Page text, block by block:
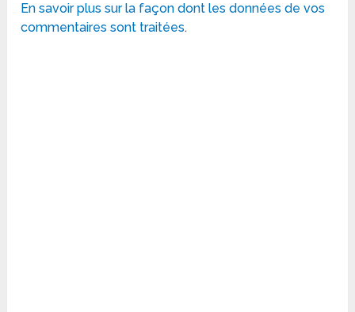
En savoir plus sur la façon dont les données de vos
commentaires sont traitées.